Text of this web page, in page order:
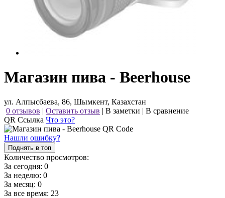
Магазин пива - Beerhouse
ул. Алпысбаева, 86, Шымкент, Казахстан
0 отзывов | Оставить отзыв | В заметки | В сравнение
QR Ссылка Что это?
Нашли ошибку?
Поднять в топ
Количество просмотров:
За сегодня: 0
За неделю: 0
За месяц: 0
За все время: 23